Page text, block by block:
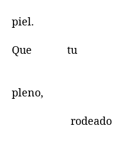
piel.
Que tu
pleno,
rodeado